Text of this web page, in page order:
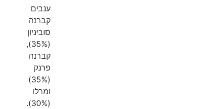
ענבים
קברנה
סוביניון
(35%),
קברנה
פרנק
(35%)
ומרלו
(30%).